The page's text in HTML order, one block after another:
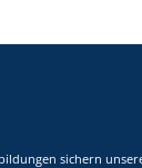
sichern